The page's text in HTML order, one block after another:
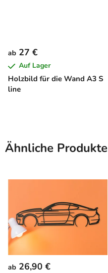
Holzbild für die Wand A3 S
line
ab 27 €
Auf Lager
Ähnliche Produkte
ab 26,90 €